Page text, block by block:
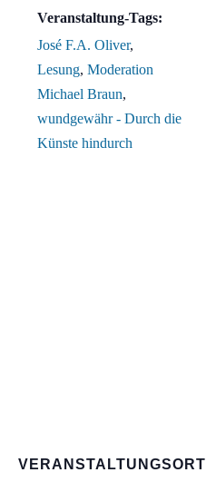
Veranstaltung-Tags:
José F.A. Oliver,
Lesung, Moderation
Michael Braun,
wundgewähr - Durch die
Künste hindurch
VERANSTALTUNGSORT